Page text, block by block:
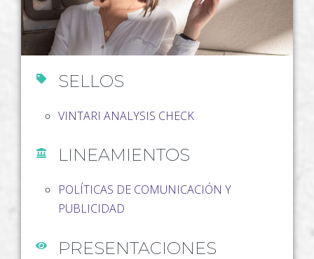
SELLOS
VINTARI ANALYSIS CHECK
LINEAMIENTOS
POLÍTICAS DE COMUNICACIÓN Y
PUBLICIDAD
PRESENTACIONES